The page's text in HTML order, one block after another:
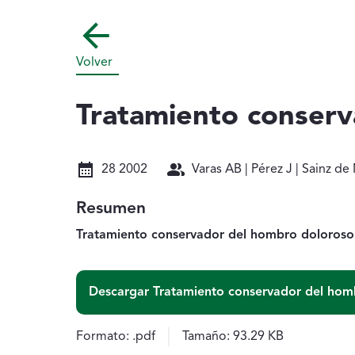
Volver
Tratamiento
Fecha: 28 2002
28 2002 Autores: Varas AB | Pérez J |
Varas AB | Pérez J | Sainz
Resumen
Tratamiento conservador del hombro
Descargar Tratamiento conservador del
Formato: .pdf Tamaño: 93.29 KB